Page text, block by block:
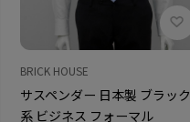
BRICK HOUSE
サスペンダー 日本製 ブラック
系 ビジネス フォーマル